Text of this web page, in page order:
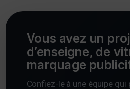
Vous avez un
d’enseigne, de
marquage
Confiez-le à une équipe qui